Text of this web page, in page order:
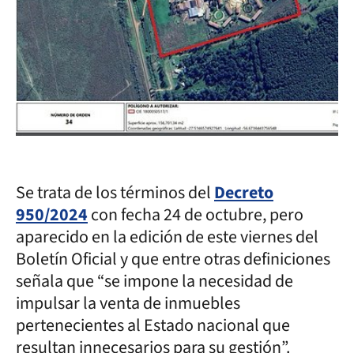
Se trata de los términos delDecreto
950/2024con fecha 24 de octubre, pero
aparecido en la edición de este viernes del
Boletín Oficial y que entre otras definiciones
señala que “se impone la necesidad de
impulsar la venta de inmuebles
pertenecientes al Estado nacional que
resultan innecesarios para su gestión”.